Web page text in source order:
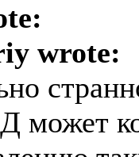
wrote:
может